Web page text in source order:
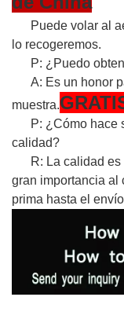
Puede volar al
lo recogeremos.
P: ¿Puedo
A: Es un honor
muestra.
P: ¿Cómo hace
calidad?
R: La calidad
gran importancia al
prima hasta el